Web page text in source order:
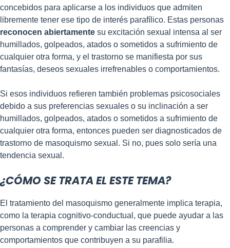
concebidos para aplicarse a los individuos que admiten
libremente tener ese tipo de interés parafílico. Estas personas
reconocen abiertamente su excitación sexual intensa al ser
humillados, golpeados, atados o sometidos a sufrimiento de
cualquier otra forma, y el trastorno se manifiesta por sus
fantasías, deseos sexuales irrefrenables o comportamientos.
Si esos individuos refieren también problemas psicosociales
debido a sus preferencias sexuales o su inclinación a ser
humillados, golpeados, atados o sometidos a sufrimiento de
cualquier otra forma, entonces pueden ser diagnosticados de
trastorno de masoquismo sexual. Si no, pues solo sería una
tendencia sexual.
¿CÓMO SE TRATA EL ESTE TEMA?
El tratamiento del masoquismo generalmente implica terapia,
como la terapia cognitivo-conductual, que puede ayudar a las
personas a comprender y cambiar las creencias y
comportamientos que contribuyen a su parafilia.